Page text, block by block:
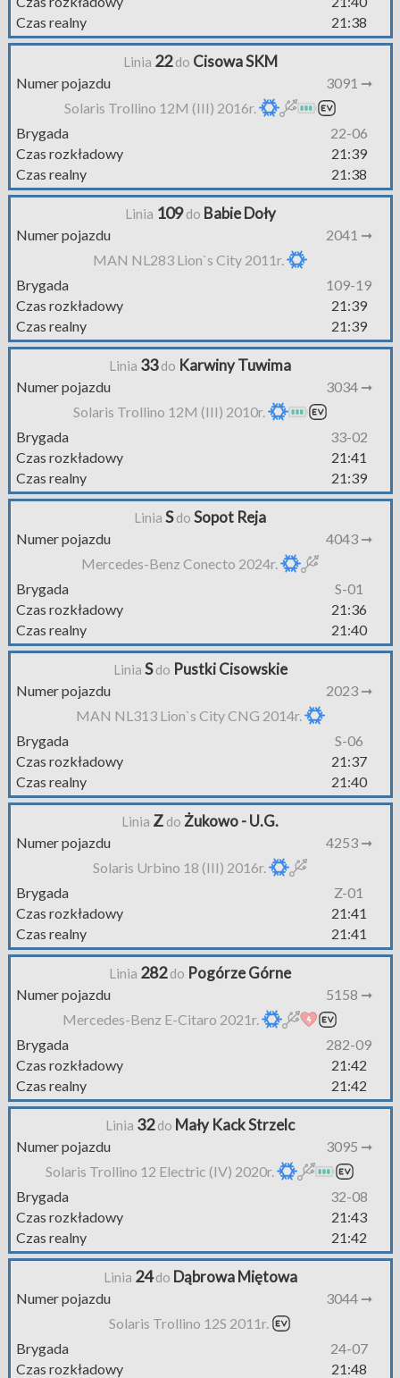
Czas realny
21:38
Linia 22do Cisowa SKM
Numer pojazdu
3091 ➞
Solaris Trollino 12M (III) 2016r.
Brygada
22-06
Czas rozkładowy
21:39
Czas realny
21:38
Linia 109do Babie Doły
Numer pojazdu
2041 ➞
MAN NL283 Lion`s City 2011r.
Brygada
109-19
Czas rozkładowy
21:39
Czas realny
21:39
Linia 33do Karwiny Tuwima
Numer pojazdu
3034 ➞
Solaris Trollino 12M (III) 2010r.
Brygada
33-02
Czas rozkładowy
21:41
Czas realny
21:39
Linia Sdo Sopot Reja
Numer pojazdu
4043 ➞
Mercedes-Benz Conecto 2024r.
Brygada
S-01
Czas rozkładowy
21:36
Czas realny
21:40
Linia Sdo Pustki Cisowskie
Numer pojazdu
2023 ➞
MAN NL313 Lion`s City CNG 2014r.
Brygada
S-06
Czas rozkładowy
21:37
Czas realny
21:40
Linia Z do Żukowo - U.G.
Numer pojazdu
4253 ➞
Solaris Urbino 18 (III) 2016r.
Brygada
Z-01
Czas rozkładowy
21:41
Czas realny
21:41
Linia 282do Pogórze Górne
Numer pojazdu
5158 ➞
Mercedes-Benz E-Citaro 2021r.
Brygada
282-09
Czas rozkładowy
21:42
Czas realny
21:42
Linia 32do Mały Kack Strzelc
Numer pojazdu
3095 ➞
Solaris Trollino 12 Electric (IV) 2020r.
Brygada
32-08
Czas rozkładowy
21:43
Czas realny
21:42
Linia 24do Dąbrowa Miętowa
Numer pojazdu
3044 ➞
Solaris Trollino 12S 2011r.
Brygada
24-07
Czas rozkładowy
21:48